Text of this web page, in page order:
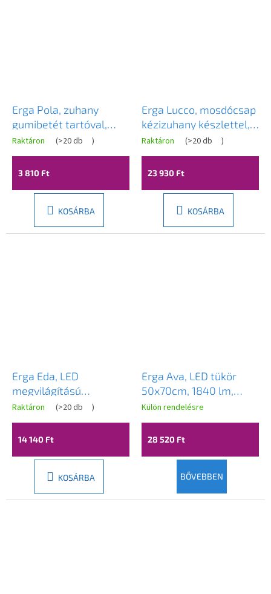
Erga Pola, zuhany
gumibetét tartóval,
króm, ERG-YKA-
RY.POLA-CHR
Raktáron (>20 db )
3 810 Ft
KOSÁRBA
Erga Lucco, mosdócsap
kézizuhany készlettel,
króm, ERG-YKA-
BW.LUCCO
A
termék
értékelése
5-
Raktáron (>20 db )
23 930 Ft
KOSÁRBA
Erga Eda, LED
megvilágítású
sminktükör ø20 cm,
fekete matt, ERG-YKA-
CH.EDA-BLK
A
termék
értékelése
5-
Raktáron (>20 db )
14 140 Ft
KOSÁRBA
Erga Ava, LED tükör
50x70cm, 1840 lm,
6500K, első/hátsó
világítás, ERG-V01-120-
5070-00
Külön rendelésre
28 520 Ft
BŐVEBBEN